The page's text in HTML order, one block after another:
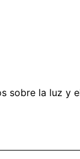
sobre la luz y